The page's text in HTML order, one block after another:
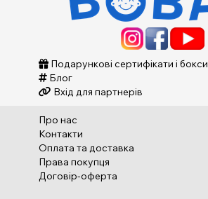
Подарункові сертифікати і бокси
Блог
Вхід для партнерів
Про нас
Контакти
Оплата та доставка
Права покупця
Договір-оферта